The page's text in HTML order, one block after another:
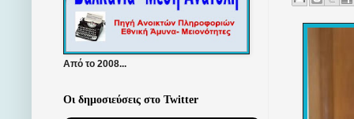
Από το 2008...
Οι δημοσιεύσεις στο Twitter